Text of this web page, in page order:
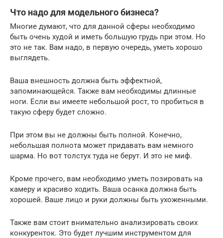
Что надо для модельного бизнеса?
Многие думают, что для данной сферы необходимо
быть очень худой и иметь большую грудь при этом. Но
это не так. Вам надо, в первую очередь, уметь хорошо
выглядеть.
Ваша внешность должна быть эффектной,
запоминающейся. Также вам необходимы длинные
ноги. Если вы имеете небольшой рост, то пробиться в
такую сферу будет сложно.
При этом вы не должны быть полной. Конечно,
небольшая полнота может придавать вам немного
шарма. Но вот толстух туда не берут. И это не миф.
Кроме прочего, вам необходимо уметь позировать на
камеру и красиво ходить. Ваша осанка должна быть
хорошей. Ваше лицо и руки должны быть ухоженными.
Также вам стоит внимательно анализировать своих
конкуренток. Это будет лучшим инструментом для